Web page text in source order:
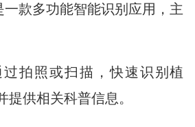
一款多功能智能识别应用，主
拍照或扫描，快速识别植
提供相关科普信息。